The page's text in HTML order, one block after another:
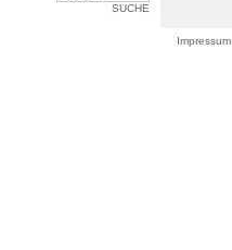
SUCHE
Impressum